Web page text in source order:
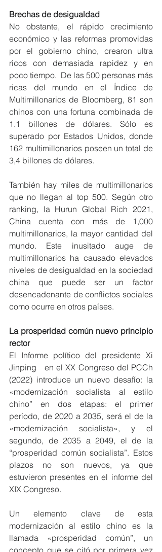
Brechas de desigualdad
No obstante, el rápido crecimiento
económico y las reformas promovidas
por el gobierno chino, crearon ultra
ricos con demasiada rapidez y en
poco tiempo.  De las 500 personas más
ricas del mundo en el Índice de
Multimillonarios de Bloomberg, 81 son
chinos con una fortuna combinada de
1.1 billones de dólares. Sólo es
superado por Estados Unidos, donde
162 multimillonarios poseen un total de
3,4 billones de dólares.
También hay miles de multimillonarios
que no llegan al top 500. Según otro
ranking, la Hurun Global Rich 2021,
China cuenta con más de 1,000
multimillonarios, la mayor cantidad del
mundo. Este inusitado auge de
multimillonarios ha causado elevados
niveles de desigualdad en la sociedad
china que puede ser un factor
desencadenante de conflictos sociales
como ocurre en otros países.
La prosperidad común nuevo principio
rector
El Informe político del presidente Xi
Jinping   en el XX Congreso del PCCh
(2022) introduce un nuevo desafío: la
«modernización socialista al estilo
chino” en dos etapas: el primer
período, de 2020 a 2035, será el de la
«modernización socialista», y el
segundo, de 2035 a 2049, el de la
“prosperidad común socialista”. Estos
plazos no son nuevos, ya que
estuvieron presentes en el informe del
XIX Congreso.
Un elemento clave de esta
modernización al estilo chino es la
llamada «prosperidad común”, un
concepto que se citó por primera vez